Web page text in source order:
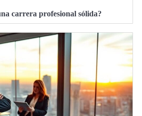
carrera profesional sólida?